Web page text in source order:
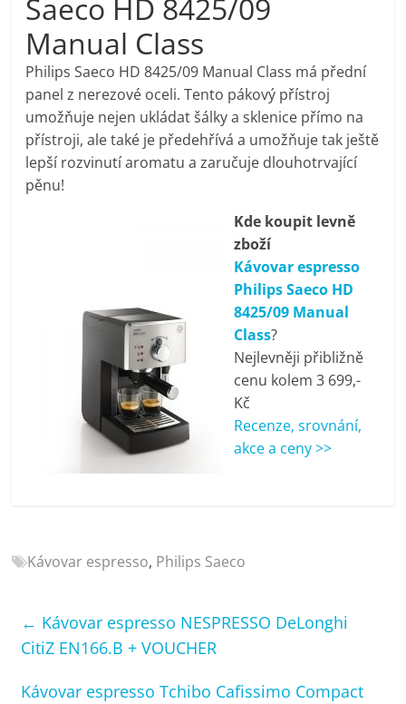
pračky,
televize,
notebooky,
mobilní
bazény
elektronika
porovnání
mobilní
kávovary,
bazény
Saeco HD 8425/09
Manual Class
Philips Saeco HD 8425/09 Manual Class má přední
panel z nerezové oceli. Tento pákový přístroj
umožňuje nejen ukládat šálky a sklenice přímo na
přístroji, ale také je předehřívá a umožňuje tak ještě
lepší rozvinutí aromatu a zaručuje dlouhotrvající
pěnu!
Kde koupit levně
zboží
Kávovar espresso
Philips Saeco HD
8425/09 Manual
Class?
Nejlevněji přibližně
cenu kolem 3 699,-
Kč
Recenze, srovnání,
akce a ceny >>
Kávovar espresso, Philips Saeco
← Kávovar espresso NESPRESSO DeLonghi
CitiZ EN166.B + VOUCHER
Kávovar espresso Tchibo Cafissimo Compact